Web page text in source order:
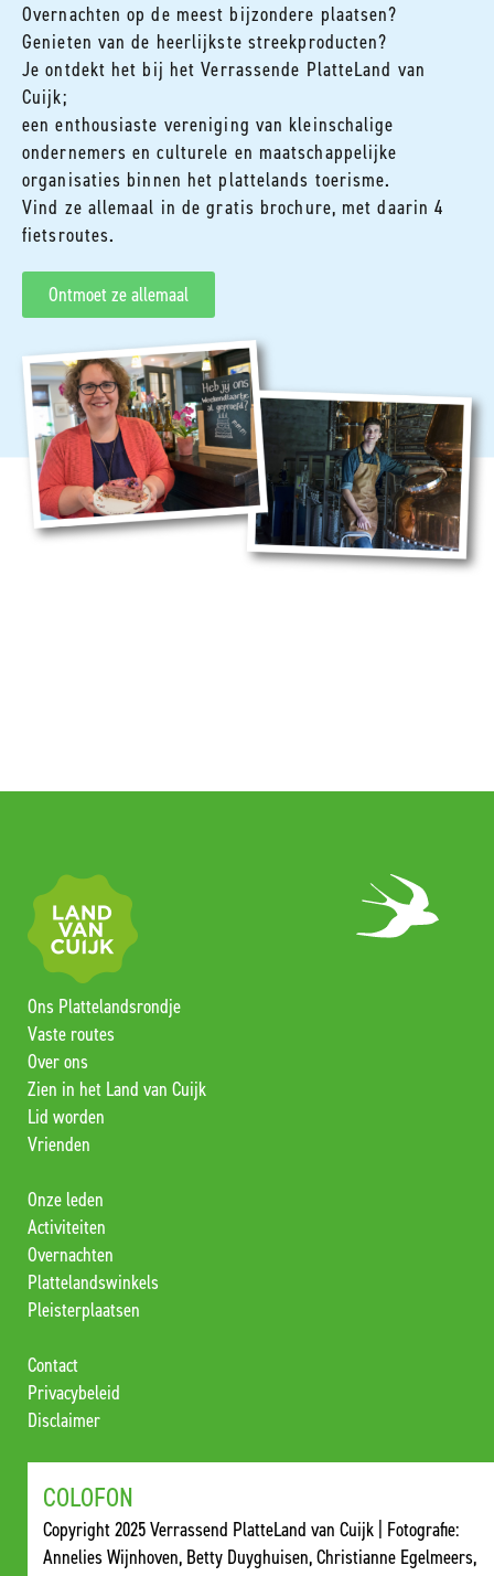
Overnachten op de meest bijzondere plaatsen?
Genieten van de heerlijkste streekproducten?
Je ontdekt het bij het Verrassende PlatteLand van
Cuijk;
een enthousiaste vereniging van kleinschalige
ondernemers en culturele en maatschappelijke
organisaties binnen het plattelands toerisme.
Vind ze allemaal in de gratis brochure, met daarin 4
fietsroutes.
Ontmoet ze allemaal
Ons Plattelandsrondje
Vaste routes
Over ons
Zien in het Land van Cuijk
Lid worden
Vrienden
Onze leden
Activiteiten
Overnachten
Plattelandswinkels
Pleisterplaatsen
Contact
Privacybeleid
Disclaimer
COLOFON
Copyright 2025 Verrassend PlatteLand van Cuijk | Fotografie:
Annelies Wijnhoven, Betty Duyghuisen, Christianne Egelmeers,